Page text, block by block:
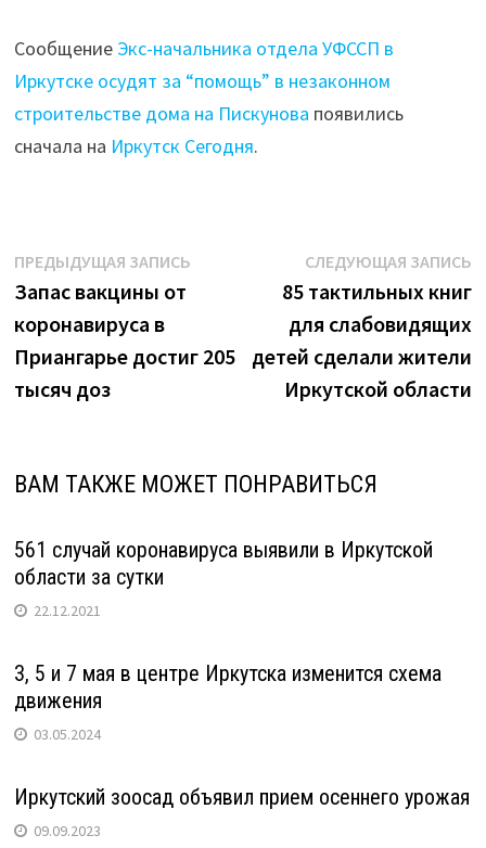
Сообщение Экс-начальника отдела УФССП в
Иркутске осудят за “помощь” в незаконном
строительстве дома на Пискунова появились
сначала на Иркутск Сегодня.
Навигация
по
записям
ПРЕДЫДУЩАЯ ЗАПИСЬПредыдущая
Запас вакцины от
коронавируса в
Приангарье достиг 205
тысяч доз
СЛЕДУЮЩАЯ ЗАПИСЬ
85 тактильных книг
для слабовидящих
детей сделали жители
Иркутской области
ВАМ ТАКЖЕ МОЖЕТ ПОНРАВИТЬСЯ
561 случай коронавируса выявили в Иркутской
области за сутки
22.12.2021
3, 5 и 7 мая в центре Иркутска изменится схема
движения
03.05.2024
Иркутский зоосад объявил прием осеннего урожая
09.09.2023